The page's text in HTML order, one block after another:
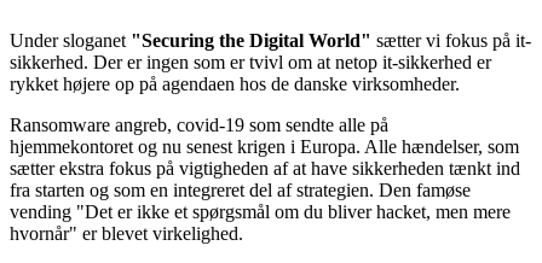
Under sloganet "Securing the Digital World" sætter vi fokus på it-
sikkerhed. Der er ingen som er tvivl om at netop it-sikkerhed er
rykket højere op på agendaen hos de danske virksomheder.
Ransomware angreb, covid-19 som sendte alle på
hjemmekontoret og nu senest krigen i Europa. Alle hændelser, som
sætter ekstra fokus på vigtigheden af at have sikkerheden tænkt ind
fra starten og som en integreret del af strategien. Den famøse
vending "Det er ikke et spørgsmål om du bliver hacket, men mere
hvornår" er blevet virkelighed.